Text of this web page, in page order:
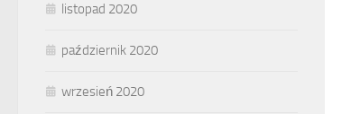
listopad 2020
październik 2020
wrzesień 2020